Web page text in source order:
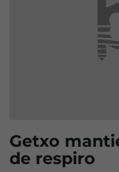
Getxo
de respiro